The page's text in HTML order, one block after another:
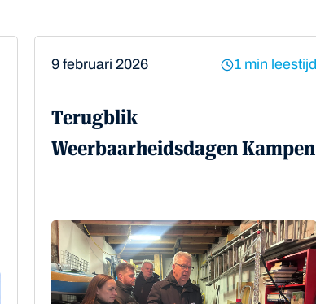
9 februari 2026 1 min leestijd
Terugblik
Weerbaarheidsdagen Kampen